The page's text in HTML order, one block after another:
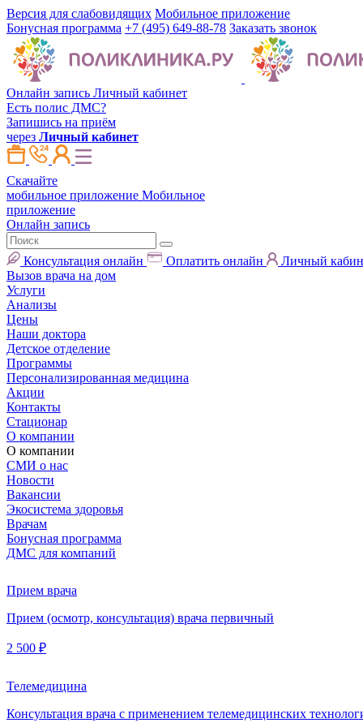
Версия для слабовидящих Мобильное приложение
Бонусная программа +7 (495) 649-88-78 Заказать звонок
Онлайн запись Личный кабинет
Есть полис ДМС?
Запишись на приём
через Личный кабинет
Скачайте
мобильное приложение Мобильное
приложение
Онлайн запись
Консультация онлайн Оплатить онлайн
Личный
Вызов врача на дом
Услуги
Анализы
Цены
Наши доктора
Детское отделение
Программы
Персонализированная медицина
Акции
Контакты
Стационар
О компании
О компании
СМИ о нас
Новости
Вакансии
Экосистема здоровья
Врачам
Бонусная программа
ДМС для компаний
Прием врача
Прием (осмотр, консультация) врача первичный
2 500 ₽
Телемедицина
Консультация врача с применением телемедицинских